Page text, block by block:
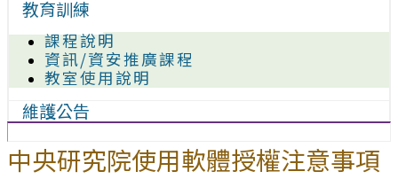
教育訓練
課程說明
資訊/資安推廣課程
教室使用說明
維護公告
中央研究院使用軟體授權注意事項